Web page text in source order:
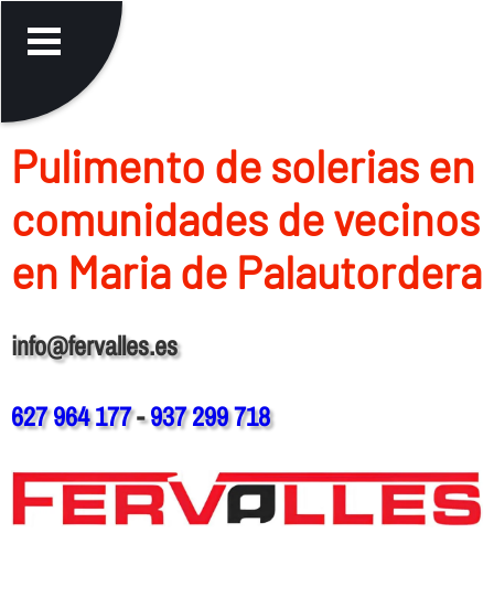
Pulimento de solerias en
comunidades de vecinos
en Maria de Palautordera
info@fervalles.es
627 964 177-937 299 718